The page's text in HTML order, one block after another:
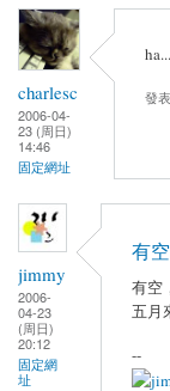
charlesc
2006-04-
23 (周日)
14:46
固定網址
發
jimmy
2006-
04-23
(周日)
20:12
固定網
址
有
有空
五月
--